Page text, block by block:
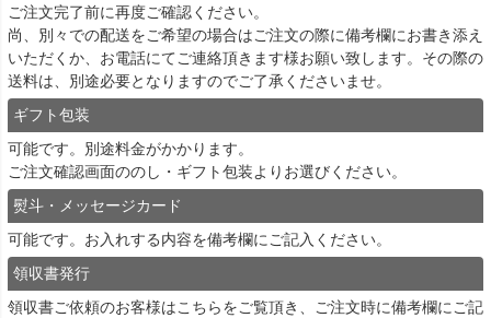
ご注文完了前に再度ご確認ください。
尚、別々での配送をご希望の場合はご注文の際に備考欄にお書き添え
いただくか、お電話にてご連絡頂きます様お願い致します。その際の
送料は、別途必要となりますのでご了承くださいませ。
ギフト包装
可能です。別途料金がかかります。
ご注文確認画面ののし・ギフト包装よりお選びください。
熨斗・メッセージカード
可能です。お入れする内容を備考欄にご記入ください。
領収書発行
領収書ご依頼のお客様はこちらをご覧頂き、ご注文時に備考欄にご記